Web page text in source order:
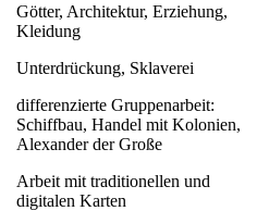
Götter, Architektur, Erziehung,
Kleidung
Unterdrückung, Sklaverei
differenzierte Gruppenarbeit:
Schiffbau, Handel mit Kolonien,
Alexander der Große
Arbeit mit traditionellen und
digitalen Karten